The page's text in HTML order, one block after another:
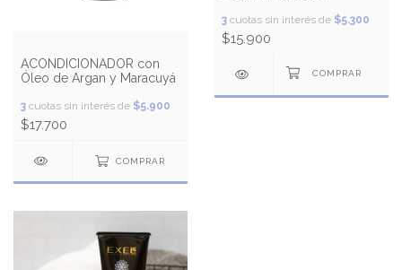
ACONDICIONADOR con
Óleo de Argan y Maracuyá
3 cuotas sin interés de $5.900
$17.700
COMPRAR
3 cuotas sin interés de $5.300
$15.900